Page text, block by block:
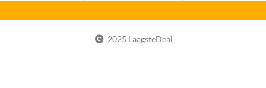
2025 LaagsteDeal